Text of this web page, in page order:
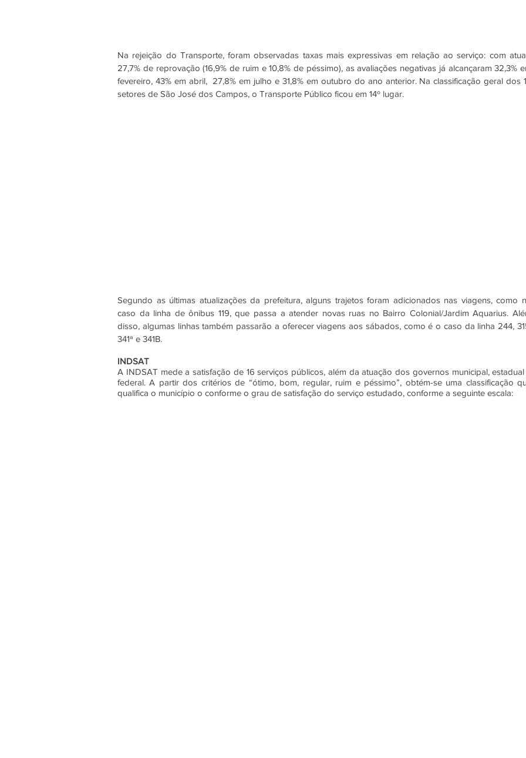
Na rejeição do Transporte, foram observadas taxas mais expressivas em relação ao serviço: com
27,7% de reprovação (16,9% de ruim e 10,8% de péssimo), as avaliações negativas já alcançaram 32,3%
fevereiro, 43% em abril,  27,8% em julho e 31,8% em outubro do ano anterior. Na classificação geral dos
setores de São José dos Campos, o Transporte Público ficou em 14º lugar.
Segundo as últimas atualizações da prefeitura, alguns trajetos foram adicionados nas viagens, como
caso da linha de ônibus 119, que passa a atender novas ruas no Bairro Colonial/Jardim Aquarius.
disso, algumas linhas também passarão a oferecer viagens aos sábados, como é o caso da linha 244,
341ª e 341B.
INDSAT
A INDSAT mede a satisfação de 16 serviços públicos, além da atuação dos governos municipal,
federal. A partir dos critérios de “ótimo, bom, regular, ruim e péssimo”, obtém-se uma classificação
qualifica o município o conforme o grau de satisfação do serviço estudado, conforme a seguinte escala: